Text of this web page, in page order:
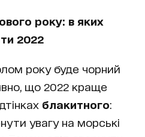
року: в яких
2022
року буде чорний
що 2022 краще
блакитного:
увагу на морські